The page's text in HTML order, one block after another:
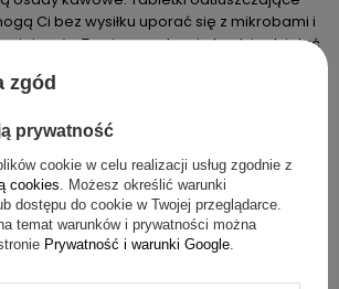
Ci bez wysiłku uporać się z mikrobami i
że Twoje urządzenie będzie działać
6 cykli czyszczenia, a jeden cykl
5.00
zgód
prywatność
cookie w celu realizacji usług zgodnie z
cookies. Możesz określić warunki
dostępu do cookie w Twojej przeglądarce.
temat warunków i prywatności można
Prywatność i warunki Google.